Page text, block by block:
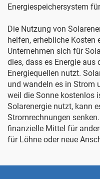
Energiespeichersystem
Die Nutzung von
helfen, erhebliche Kosten
Unternehmen sich für
dies, dass es Energie aus
Energiequellen nutzt.
und wandeln es in Strom
weil die Sonne kostenlos
Solarenergie nutzt, kann
Stromrechnungen
finanzielle Mittel für
für Löhne oder neue